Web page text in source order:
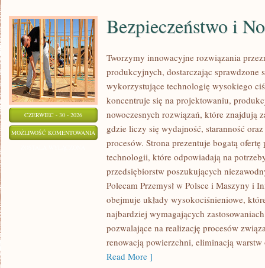
CZERWIEC - 30 - 2026
MOŻLIWOŚĆ KOMENTOWANIA BEZPIECZEŃSTWO
NORMY
Bezpieczeństwo i
Tworzymy innowacyjne rozwiązania
produkcyjnych, dostarczając sprawdzone
wykorzystujące technologię wysokiego
koncentruje się na projektowaniu,
nowoczesnych rozwiązań, które znajdują
gdzie liczy się wydajność, staranność
procesów. Strona prezentuje bogatą ofertę
technologii, które odpowiadają na
przedsiębiorstw poszukujących
Polecam Przemysł w Polsce i Maszyny i
obejmuje układy wysokociśnieniowe,
najbardziej wymagających
pozwalające na realizację procesów
renowacją powierzchni, eliminacją
Read More ]